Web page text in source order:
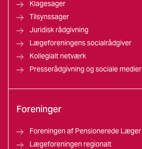
Klagesager
Tilsynssager
Juridisk rådgivning
Lægeforeningens socialrådgiver
Kollegialt netværk
Presserådgivning og sociale medier
Foreninger
Foreningen af Pensionerede Læger
Lægeforeningen regionalt